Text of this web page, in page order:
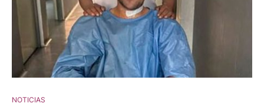
NOTICIAS